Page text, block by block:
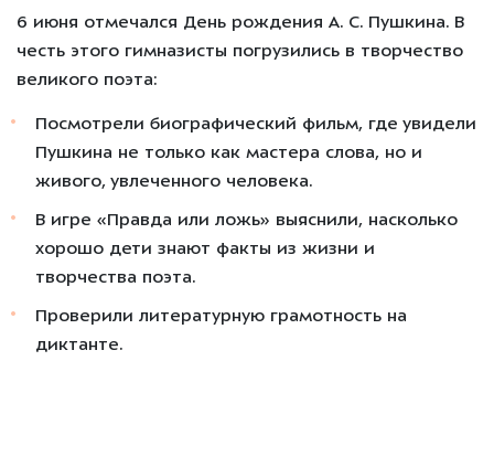
6 июня отмечался День рождения А. С. Пушкина. В
честь этого гимназисты погрузились в творчество
великого поэта:
Посмотрели биографический фильм, где увидели
Пушкина не только как мастера слова, но и
живого, увлеченного человека.
В игре «Правда или ложь» выяснили, насколько
хорошо дети знают факты из жизни и
творчества поэта.
Проверили литературную грамотность на
диктанте.